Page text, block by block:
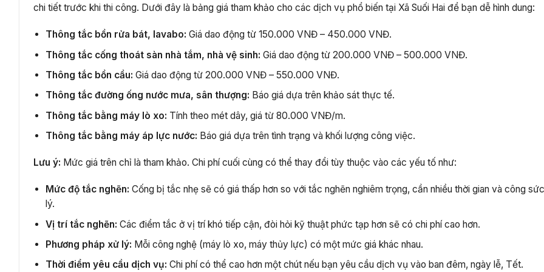
chi tiết trước khi thi công. Dưới đây là bảng giá tham khảo cho các dịch vụ phổ biến tại Xã Suối Hai để bạn dễ hình dung:
Thông tắc bồn rửa bát, lavabo: Giá dao động từ 150.000 VNĐ – 450.000 VNĐ.
Thông tắc cống thoát sàn nhà tắm, nhà vệ sinh: Giá dao động từ 200.000 VNĐ – 500.000 VNĐ.
Thông tắc bồn cầu: Giá dao động từ 200.000 VNĐ – 550.000 VNĐ.
Thông tắc đường ống nước mưa, sân thượng: Báo giá dựa trên khảo sát thực tế.
Thông tắc bằng máy lò xo: Tính theo mét dây, giá từ 80.000 VNĐ/m.
Thông tắc bằng máy áp lực nước: Báo giá dựa trên tình trạng và khối lượng công việc.
Lưu ý: Mức giá trên chỉ là tham khảo. Chi phí cuối cùng có thể thay đổi tùy thuộc vào các yếu tố như:
Mức độ tắc nghẽn: Cống bị tắc nhẹ sẽ có giá thấp hơn so với tắc nghẽn nghiêm trọng, cần nhiều thời gian và công
lý.
Vị trí tắc nghẽn: Các điểm tắc ở vị trí khó tiếp cận, đòi hỏi kỹ thuật phức tạp hơn sẽ có chi phí cao hơn.
Phương pháp xử lý: Mỗi công nghệ (máy lò xo, máy thủy lực) có một mức giá khác nhau.
Thời điểm yêu cầu dịch vụ: Chi phí có thể cao hơn một chút nếu bạn yêu cầu dịch vụ vào ban đêm, ngày lễ, Tết.